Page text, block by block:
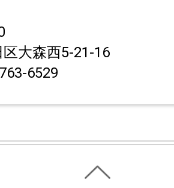
大森西5-21-16
6529